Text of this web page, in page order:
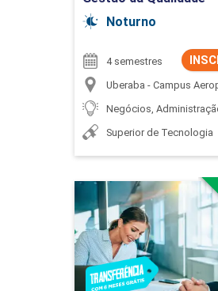
Noturno
4 semestres
Uberaba - Campus
Negócios,
Superior de Tecnologia
Gestão de
Detalhes do